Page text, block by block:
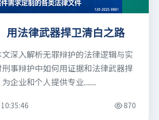
用法律武器捍卫清白之路
深入解析无罪辩护的法律逻辑与实
事辩护中如何用证据和法律武器捍
企业和个人提供专业......
870